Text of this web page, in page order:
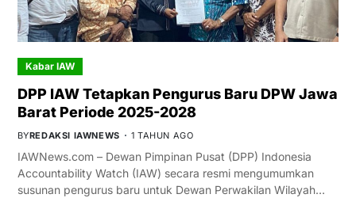
Kabar IAW
DPP IAW Tetapkan Pengurus Baru DPW Jawa
Barat Periode 2025-2028
BYREDAKSI IAWNEWS 1 TAHUN AGO
IAWNews.com – Dewan Pimpinan Pusat (DPP) Indonesia
Accountability Watch (IAW) secara resmi mengumumkan
susunan pengurus baru untuk Dewan Perwakilan Wilayah…